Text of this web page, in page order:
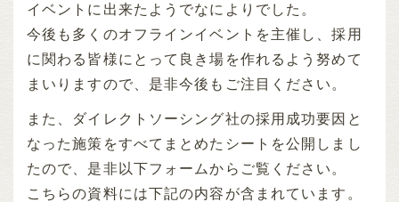
イベントに出来たようでなによりでした。
今後も多くのオフラインイベントを主催し、採用
に関わる皆様にとって良き場を作れるよう努めて
まいりますので、是非今後もご注目ください。
また、ダイレクトソーシング社の採用成功要因と
なった施策をすべてまとめたシートを公開しまし
たので、是非以下フォームからご覧ください。
こちらの資料には下記の内容が含まれています。